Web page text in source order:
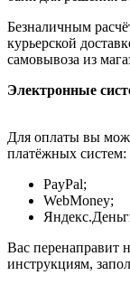
Безналичным
курьерской
самовывоза из
Электронные
Для оплаты вы
платёжных систем:
PayPal;
WebMoney;
Вас перенаправит
инструкциям,